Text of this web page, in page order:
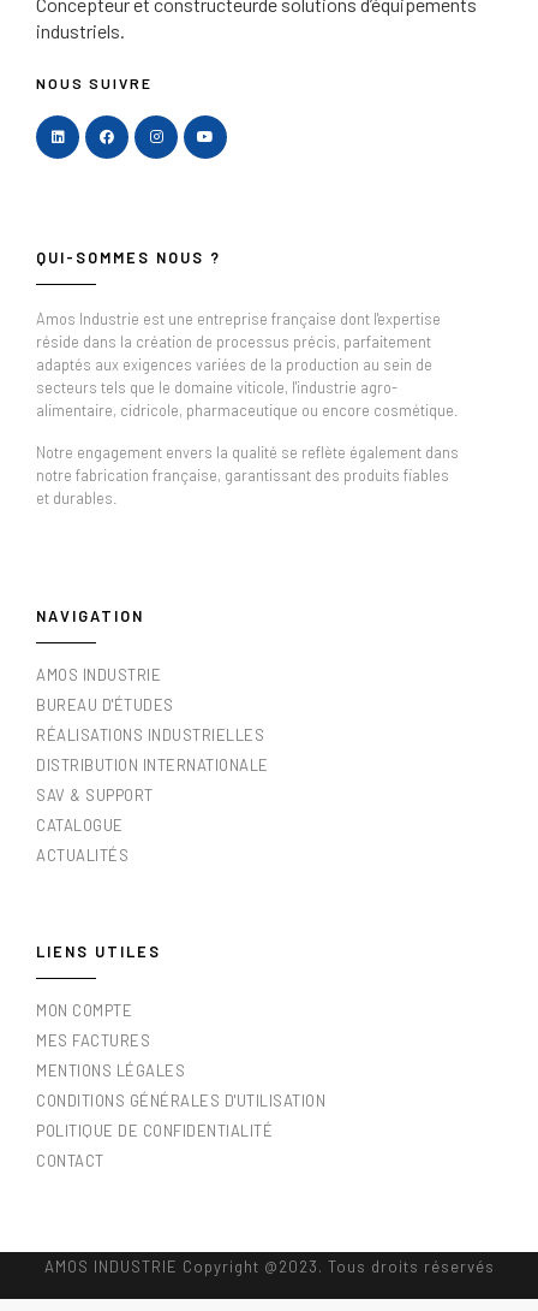
industriels.
NOUS SUIVRE
QUI-SOMMES NOUS ?
Amos Industrie est une entreprise française dont l'expertise
réside dans la création de processus précis, parfaitement
adaptés aux exigences variées de la production au sein de
secteurs tels que le domaine viticole, l'industrie agro-
alimentaire, cidricole, pharmaceutique ou encore cosmétique.
Notre engagement envers la qualité se reflète également dans
notre fabrication française, garantissant des produits fiables
et durables.
NAVIGATION
AMOS INDUSTRIE
BUREAU D'ÉTUDES
RÉALISATIONS INDUSTRIELLES
DISTRIBUTION INTERNATIONALE
SAV & SUPPORT
CATALOGUE
ACTUALITÉS
LIENS UTILES
MON COMPTE
MES FACTURES
MENTIONS LÉGALES
CONDITIONS GÉNÉRALES D'UTILISATION
POLITIQUE DE CONFIDENTIALITÉ
CONTACT
AMOS INDUSTRIE Copyright @2023. Tous droits réservés